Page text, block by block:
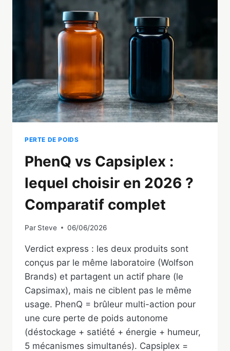
:
NOTRE
TESTÉ
PERTE DE POIDS
PhenQ vs Capsiplex :
lequel choisir en 2026 ?
Comparatif complet
Par Steve 06/06/2026
Verdict express : les deux produits sont
conçus par le même laboratoire (Wolfson
Brands) et partagent un actif phare (le
Capsimax), mais ne ciblent pas le même
usage. PhenQ = brûleur multi-action pour
une cure perte de poids autonome
(déstockage + satiété + énergie + humeur,
5 mécanismes simultanés). Capsiplex =